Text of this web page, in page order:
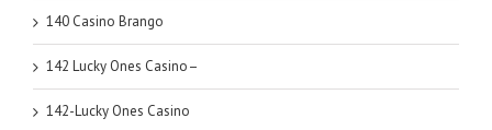
140 Casino Brango
142 Lucky Ones Casino–
142-Lucky Ones Casino